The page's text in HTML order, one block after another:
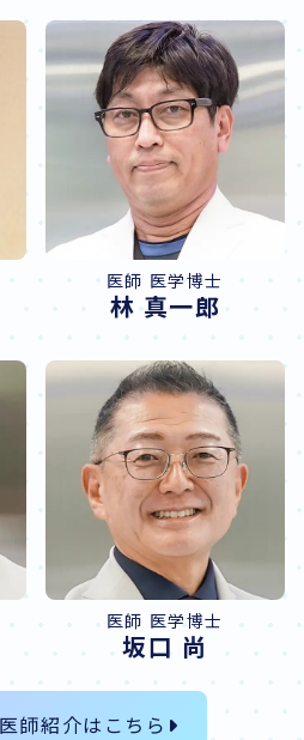
医師 医学博士
林 真一郎
医師 医学博士
坂口 尚
師紹介はこちら